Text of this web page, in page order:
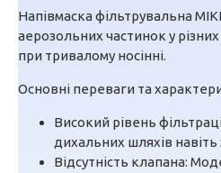
Напівмаска фільтрувальна
аерозольних частинок у
при тривалому носінні.
Основні переваги та
Високий рівень
дихальних шляхів
Відсутність клапана: